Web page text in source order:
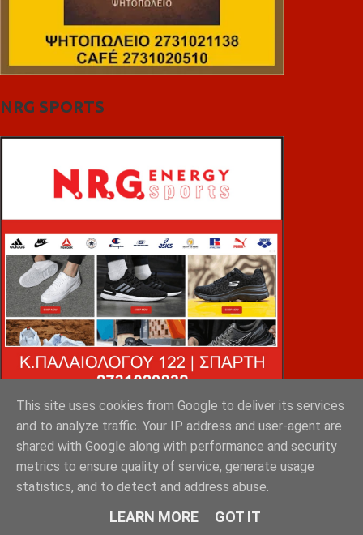
NRG SPORTS
VOiD ΣΠΑΡΤΗ
This site uses cookies from Google to deliver its services
and to analyze traffic. Your IP address and user-agent are
shared with Google along with performance and security
metrics to ensure quality of service, generate usage
statistics, and to detect and address abuse.
LEARN MORE GOT IT